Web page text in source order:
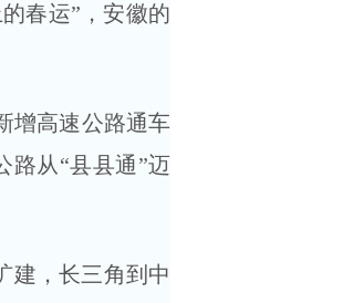
春运”，安徽的
增高速公路通车
路从“县县通”迈
建，长三角到中